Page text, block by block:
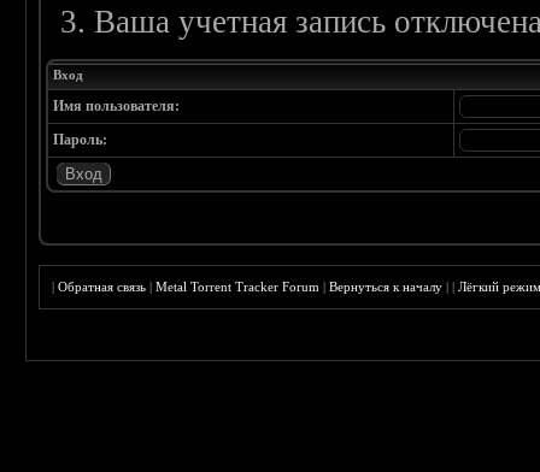
Ваша учетная запись
Вход
Имя пользователя:
Пароль:
|Обратная связь |Metal Torrent Tracker Forum |Вернуться к началу ||Лёгкий